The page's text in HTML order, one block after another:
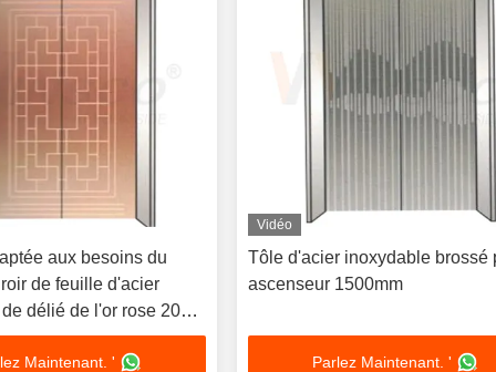
aux besoins du
de feuille d'acier
délié de l'or rose 201
Maintenant. '
Vidéo
Tôle d'acier inoxydable brossé
ascenseur 1500mm
Parlez Maintenant. '